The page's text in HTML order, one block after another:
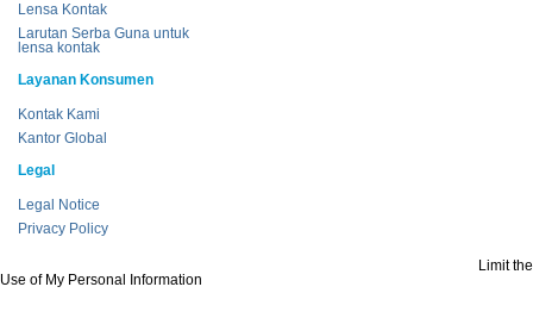
Lensa Kontak
Larutan Serba Guna untuk
lensa kontak
Layanan Konsumen
Kontak Kami
Kantor Global
Legal
Legal Notice
Privacy Policy
Limit the
Use of My Personal Information